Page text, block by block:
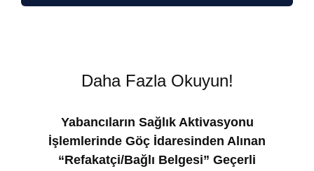
Daha Fazla Okuyun!
Yabancıların Sağlık Aktivasyonu
İşlemlerinde Göç İdaresinden Alınan
“Refakatçi/Bağlı Belgesi” Geçerli